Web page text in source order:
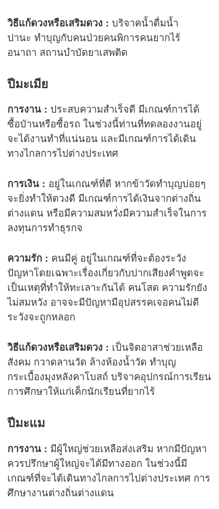
วิธีแก้ดวงหรือเสริมดวง : บริจาคน้ำดื่มน้ำ
ปานะ ทำบุญกับคนป่วยคนพิการคนยากไร้
อนาถา สถานบำบัดยาเสพติด
ปีมะเมีย
การงาน : ประสบความสำเร็จดี มีเกณฑ์การได้
ซื้อบัานหรือซื้อรถ ในช่วงนี้ท่านที่ทดลองงานอยู่
จะได้งานทำที่แน่นอน และมีเกณฑ์การได้เดิน
ทางไกลการไปต่างประเทศ
การเงิน : อยู่ในเกณฑ์ที่ดี หากข้าวัดทำบุญบ่อยๆ
จะยิ่งทำให้ตวงดี มีเกณฑ์การได้เงินจากต่างถิ่น
ต่างแดน หรือมีความสมหวั่งมีความสำเร็จในการ
ลงทุนการทำธุรกจ
ความรัก : คนมีคู่ อยู่ในเกณฑ์ที่จะต้องระวัง
ปัญหาโดยเฉพาะเรื่องเกี่ยวกับปากเสียงคำพูดจะ
เป็นเหตุที่ทำให้ทะเลาะกันได้ คนโสด ความรักยัง
ไม่สมหวัง อาจจะมีปัญหามีอุปสรรคเจอคนไม่ดี
ระวังจะถูกหลอก
วิธีแก้ดวงหรือเสริมดวง : เป็นจิตอาสาช่วยเหลือ
สังคม กวาดลานวัด ล้างห้องน้ำวัด ทำบุญ
กระเบื้องมุงหลังคาโบสถ์ บริจาคอุปกรณ์การเรียน
การศึกษาให้แก่เค็กนักเรียนที่ยากไร้
ปีมะแม
การงาน : มีผู้ใหญ่ช่วยเหลือส่งเสริม หากมีปัญหา
ควรปรึกษาผู้ใหญ่จะได้มีทางออก ในช่วงนี้มี
เกณฑ์ที่จะได้เดินทางไกลการไปต่างประเทศ การ
ศึกษางานต่างถิ่นต่างแดน